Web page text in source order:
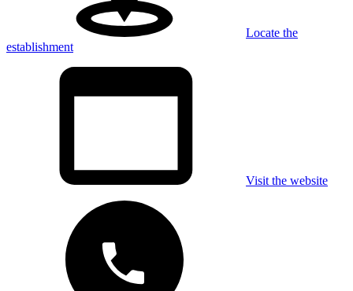
Locate the
establishment
Visit the website